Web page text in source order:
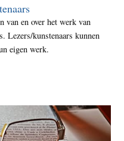
van en over het werk van
Lezers/kunstenaars kunnen
eigen werk.